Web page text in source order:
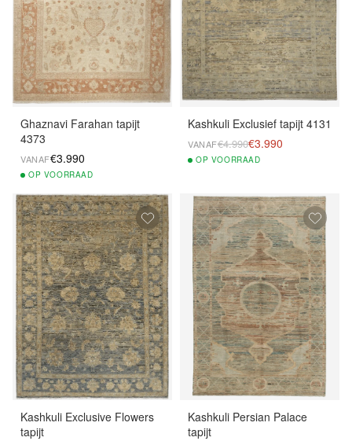
Ghaznavi Farahan tapijt
4373
VANAF€3.990
OP VOORRAAD
Kashkuli Exclusief tapijt 4131
VANAF€4.990€3.990
OP VOORRAAD
Kashkuli Exclusive Flowers
tapijt
Kashkuli Persian Palace
tapijt